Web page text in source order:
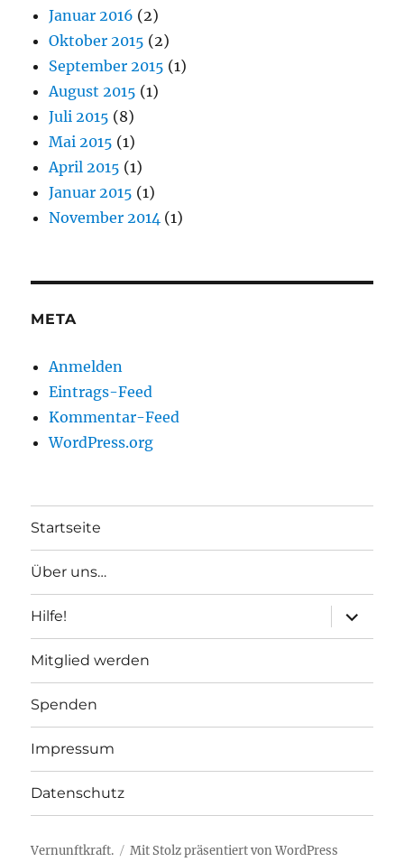
Januar 2016 (2)
Oktober 2015 (2)
September 2015 (1)
August 2015 (1)
Juli 2015 (8)
Mai 2015 (1)
April 2015 (1)
Januar 2015 (1)
November 2014 (1)
META
Anmelden
Eintrags-Feed
Kommentar-Feed
WordPress.org
Startseite
Über uns…
Hilfe!
anzeigen
Mitglied werden
Spenden
Impressum
Datenschutz
Vernunftkraft. Mit Stolz präsentiert von WordPress